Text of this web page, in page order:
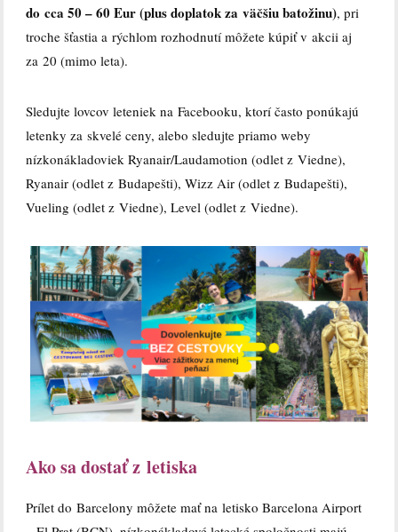
do cca 50 – 60 Eur (plus doplatok za väčšiu batožinu), pri
troche šťastia a rýchlom rozhodnutí môžete kúpiť v akcii aj
za 20 (mimo leta).
Sledujte lovcov leteniek na Facebooku, ktorí často ponúkajú
letenky za skvelé ceny, alebo sledujte priamo weby
nízkonákladoviek Ryanair/Laudamotion (odlet z Viedne),
Ryanair (odlet z Budapešti), Wizz Air (odlet z Budapešti),
Vueling (odlet z Viedne), Level (odlet z Viedne).
Ako sa dostať z letiska
Prílet do Barcelony môžete mať na letisko Barcelona Airport